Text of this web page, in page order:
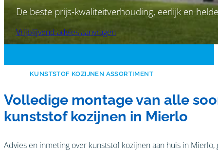
De beste prijs-kwaliteitverhouding, eerlijk en
Vrijblijvend advies aanvragen
KUNSTSTOF KOZIJNEN ASSORTIMENT
Volledige montage van alle
kunststof kozijnen in Mierlo
Advies en inmeting over kunststof kozijnen aan huis in Mierlo,